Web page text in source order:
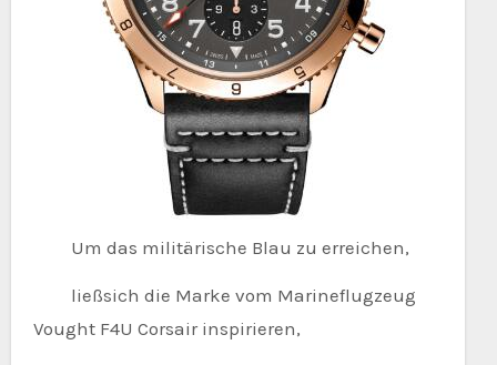
Um das militärische Blau zu erreichen,
ließsich die Marke vom Marineflugzeug
Vought F4U Corsair inspirieren,